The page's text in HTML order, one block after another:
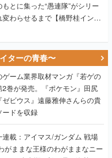
とに集った“愚連隊”がシリー
変わらせるまで【橋野桂インタ
ターの青春〜
ゲーム業界取材マンガ『若ゲの
2巻が発売。『ポケモン』田尻
ゼビウス』遠藤雅伸さんらの貴
ードを収録
載：アイマス/ガンダム 戦場
がままな王様のわがままなニー